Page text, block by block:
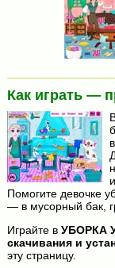
Как играть —
Помогите девочке
— в мусорный бак,
Играйте в УБОРКА
скачивания и
эту страницу.